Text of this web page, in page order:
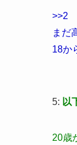
>>2
まだ
18か
5: 以
20歳